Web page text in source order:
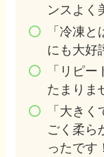
ンスよく
「冷凍
にも大好
「リピ
たまりま
「大き
ごく柔ら
ったです